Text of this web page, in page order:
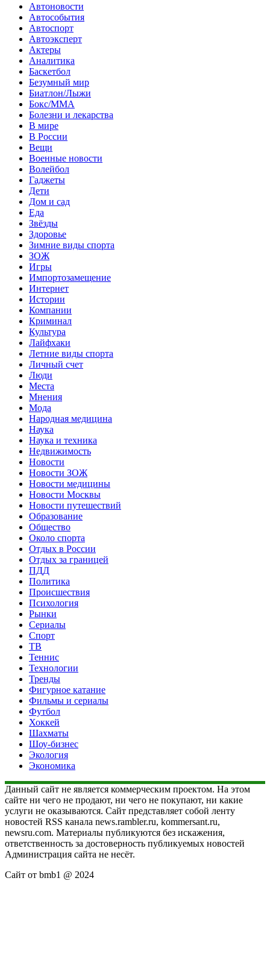
Автоновости
Автособытия
Автоспорт
Автоэксперт
Актеры
Аналитика
Баскетбол
Безумный мир
Биатлон/Лыжи
Бокс/MMA
Болезни и лекарства
В мире
В России
Вещи
Военные новости
Волейбол
Гаджеты
Дети
Дом и сад
Еда
Звёзды
Здоровье
Зимние виды спорта
ЗОЖ
Игры
Импортозамещение
Интернет
Истории
Компании
Криминал
Культура
Лайфхаки
Летние виды спорта
Личный счет
Люди
Места
Мнения
Мода
Народная медицина
Наука
Наука и техника
Недвижимость
Новости
Новости ЗОЖ
Новости медицины
Новости Москвы
Новости путешествий
Образование
Общество
Около спорта
Отдых в России
Отдых за границей
ПДД
Политика
Происшествия
Психология
Рынки
Сериалы
Спорт
ТВ
Теннис
Технологии
Тренды
Фигурное катание
Фильмы и сериалы
Футбол
Хоккей
Шахматы
Шоу-бизнес
Экология
Экономика
Данный сайт не является коммерческим проектом. На этом
сайте ни чего не продают, ни чего не покупают, ни какие
услуги не оказываются. Сайт представляет собой ленту
новостей RSS канала news.rambler.ru, kommersant.ru,
newsru.com. Материалы публикуются без искажения,
ответственность за достоверность публикуемых новостей
Администрация сайта не несёт.
Сайт от bmb1 @ 2024